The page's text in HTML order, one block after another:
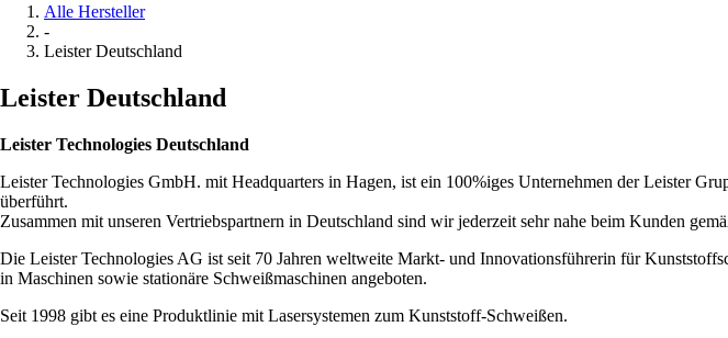
Alle Hersteller
-
Leister Deutschland
Leister Deutschland
Leister Technologies Deutschland
Leister Technologies GmbH. mit Headquarters in Hagen, ist ein 100%iges Unternehmen der Leister
überführt.
Zusammen mit unseren Vertriebspartnern in Deutschland sind wir jederzeit sehr nahe beim Kunden
Die Leister Technologies AG ist seit 70 Jahren weltweite Markt- und Innovationsführerin für
in Maschinen sowie stationäre Schweißmaschinen angeboten.
Seit 1998 gibt es eine Produktlinie mit Lasersystemen zum Kunststoff-Schweißen.